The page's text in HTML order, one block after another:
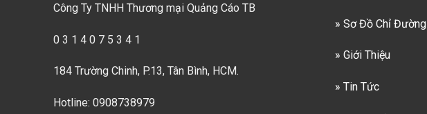
Công Ty TNHH Thương mại Quảng Cáo TB
0 3 1 4 0 7 5 3 4 1
184 Trường Chinh, P.13, Tân Bình, HCM.
Hotline: 0908738979
» Sơ Đồ Chỉ Đường
» Giới Thiệu
» Tin Tức